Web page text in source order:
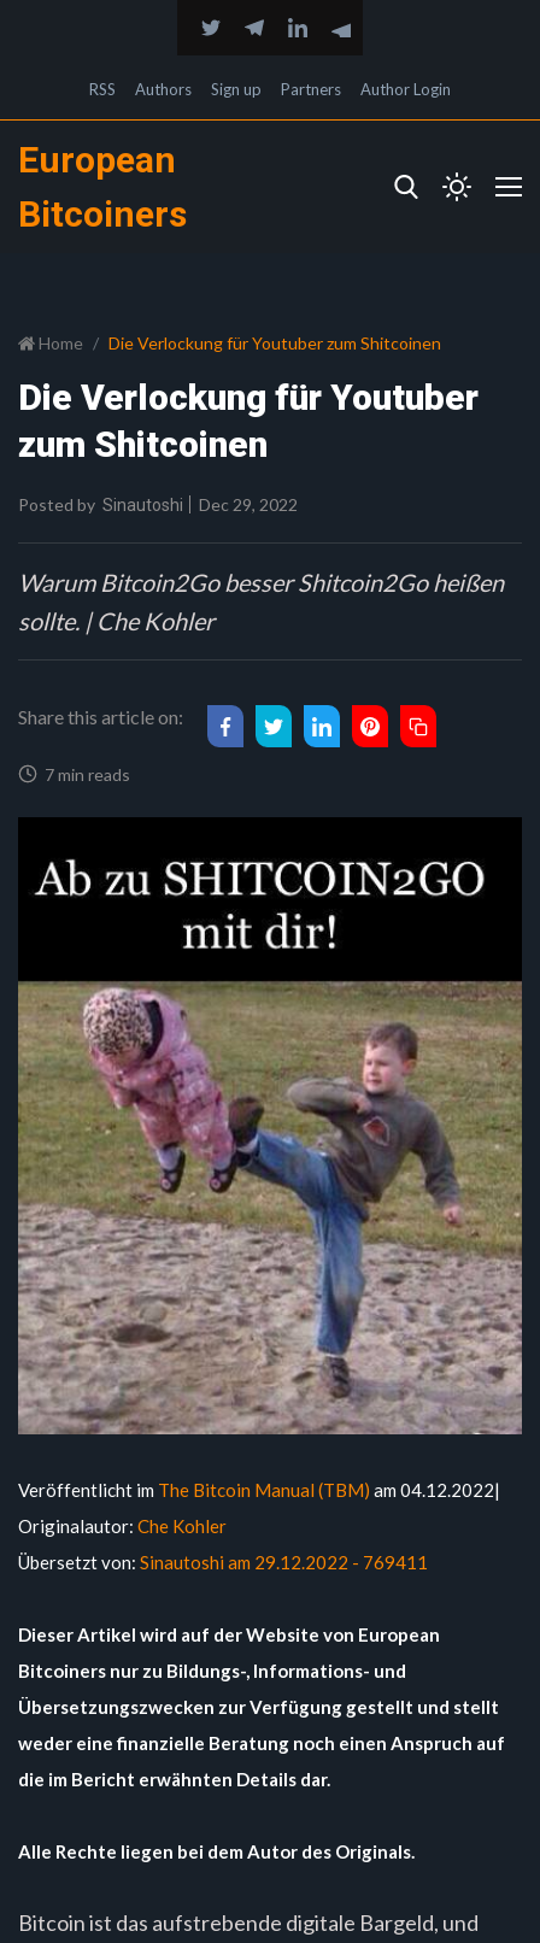
RSS Authors Sign up Partners Author Login
European
Bitcoiners
Home Die Verlockung für Youtuber zum Shitcoinen
Die Verlockung für Youtuber
zum Shitcoinen
Posted by Sinautoshi Dec 29, 2022
Warum Bitcoin2Go besser Shitcoin2Go heißen
sollte. | Che Kohler
Share this article on:
7 min reads
Veröffentlicht im The Bitcoin Manual (TBM) am 04.12.2022|
Originalautor: Che Kohler
Übersetzt von: Sinautoshi am 29.12.2022 - 769411
Dieser Artikel wird auf der Website von European
Bitcoiners nur zu Bildungs-, Informations- und
Übersetzungszwecken zur Verfügung gestellt und stellt
weder eine finanzielle Beratung noch einen Anspruch auf
die im Bericht erwähnten Details dar.
Alle Rechte liegen bei dem Autor des Originals.
Bitcoin ist das aufstrebende digitale Bargeld, und